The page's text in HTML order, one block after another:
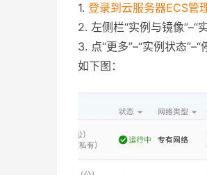
1. 登录到云服务器ECS管
2. 左侧栏“实例与镜像”–“
3. 点“更多”–“实例状态”–“
如下图：